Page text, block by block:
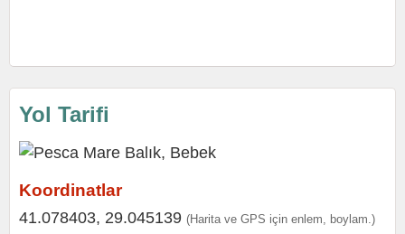
Yol Tarifi
Koordinatlar
41.078403, 29.045139 (Harita ve GPS için enlem, boylam.)